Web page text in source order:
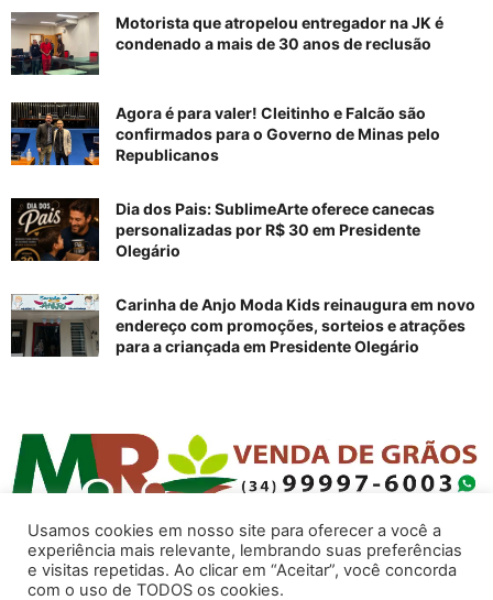
Motorista que atropelou entregador na JK é
condenado a mais de 30 anos de reclusão
Agora é para valer! Cleitinho e Falcão são
confirmados para o Governo de Minas pelo
Republicanos
Dia dos Pais: SublimeArte oferece canecas
personalizadas por R$ 30 em Presidente
Olegário
Carinha de Anjo Moda Kids reinaugura em novo
endereço com promoções, sorteios e atrações
para a criançada em Presidente Olegário
Usamos cookies em nosso site para oferecer a você a
experiência mais relevante, lembrando suas preferências
e visitas repetidas. Ao clicar em “Aceitar”, você concorda
com o uso de TODOS os cookies.